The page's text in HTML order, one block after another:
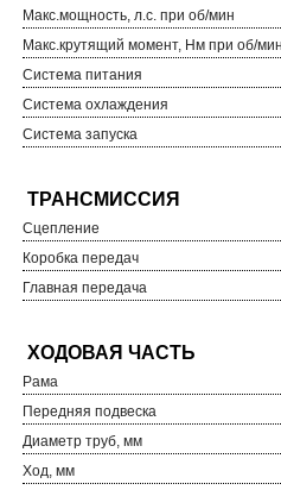
Макс.мощность, л.с. при об/мин
Макс.крутящий момент, Нм при об/
Система питания
Система охлаждения
Система запуска
Сцепление
Коробка передач
Главная передача
Рама
Передняя подвеска
Диаметр труб, мм
Ход, мм